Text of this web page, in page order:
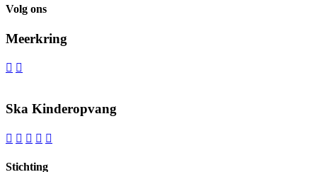
Volg ons
Meerkring
 
Ska Kinderopvang
    
Stichting